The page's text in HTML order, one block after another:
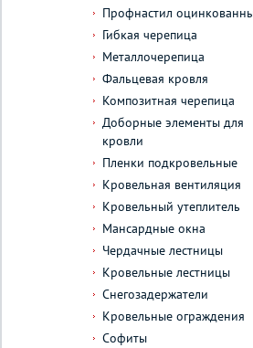
Профнастил
Гибкая черепица
Металлочерепица
Фальцевая кровля
Композитная черепица
Доборные элементы для
кровли
Пленки подкровельные
Кровельная вентиляция
Кровельный утеплитель
Мансардные окна
Чердачные лестницы
Кровельные лестницы
Снегозадержатели
Кровельные ограждения
Софиты